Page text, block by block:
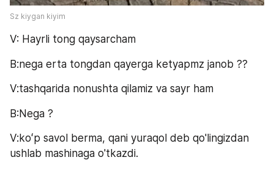
Sz kiygan kiyim
V: Hayrli tong qaysarcham
B:nega erta tongdan qayerga ketyapmz janob ??
V:tashqarida nonushta qilamiz va sayr ham
B:Nega ?
V:koʻp savol berma, qani yuraqol deb qo'lingizdan
ushlab mashinaga o'tkazdi.